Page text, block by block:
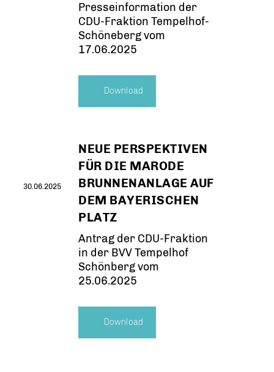
Presseinformation der
CDU-Fraktion Tempelhof-
Schöneberg vom
17.06.2025
Download
30.06.2025
NEUE PERSPEKTIVEN
FÜR DIE MARODE
BRUNNENANLAGE AUF
DEM BAYERISCHEN
PLATZ
Antrag der CDU-Fraktion
in der BVV Tempelhof
Schönberg vom
25.06.2025
Download